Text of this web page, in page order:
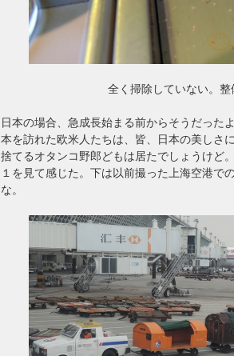
全く掃除していない。整
日本の場合、急成長始まる前からそうだった
本を訪れた欧米人たちは、皆、日本の美しさ
捨てるオタンコ野郎どもは居たでしょうけど
１を見て感じた。下は以前撮った上海空港で
な。